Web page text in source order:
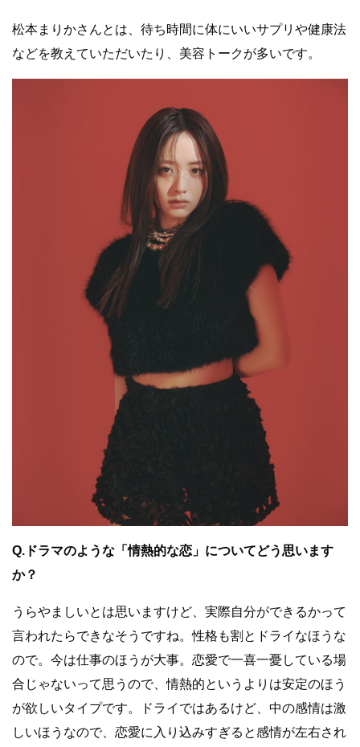
松本まりかさんとは、待ち時間に体にいいサプリや健康法
などを教えていただいたり、美容トークが多いです。
Q.ドラマのような「情熱的な恋」についてどう思います
か？
うらやましいとは思いますけど、実際自分ができるかって
言われたらできなそうですね。性格も割とドライなほうな
ので。今は仕事のほうが大事。恋愛で一喜一憂している場
合じゃないって思うので、情熱的というよりは安定のほう
が欲しいタイプです。ドライではあるけど、中の感情は激
しいほうなので、恋愛に入り込みすぎると感情が左右され